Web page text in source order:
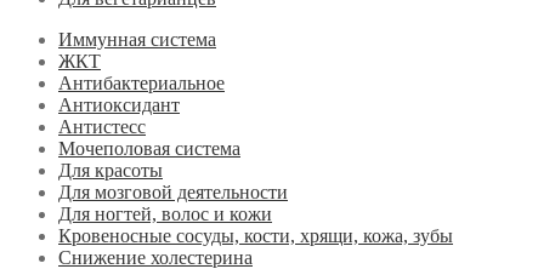
Иммунная система
ЖКТ
Антибактериальное
Антиоксидант
Антистесс
Мочеполовая система
Для красоты
Для мозговой деятельности
Для ногтей, волос и кожи
Кровеносные сосуды, кости, хрящи, кожа, зубы
Снижение холестерина